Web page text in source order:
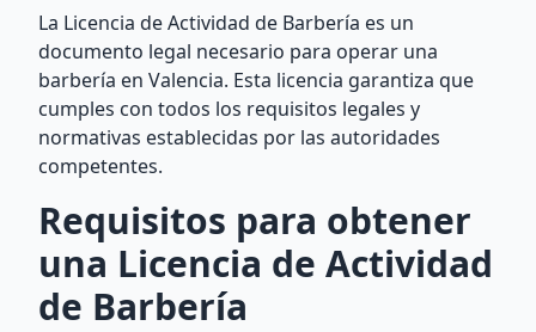
La Licencia de Actividad de Barbería es un
documento legal necesario para operar una
barbería en Valencia. Esta licencia garantiza que
cumples con todos los requisitos legales y
normativas establecidas por las autoridades
competentes.
Requisitos para obtener
una Licencia de Actividad
de Barbería